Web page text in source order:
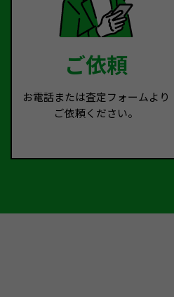
ご依頼
お電話または査定フォームより
ご依頼ください。